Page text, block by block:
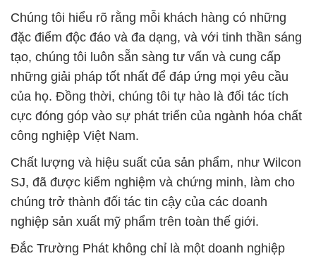
Chúng tôi hiểu rõ rằng mỗi khách hàng có những
đặc điểm độc đáo và đa dạng, và với tinh thần sáng
tạo, chúng tôi luôn sẵn sàng tư vấn và cung cấp
những giải pháp tốt nhất để đáp ứng mọi yêu cầu
của họ. Đồng thời, chúng tôi tự hào là đối tác tích
cực đóng góp vào sự phát triển của ngành hóa chất
công nghiệp Việt Nam.
Chất lượng và hiệu suất của sản phẩm, như Wilcon
SJ, đã được kiểm nghiệm và chứng minh, làm cho
chúng trở thành đối tác tin cậy của các doanh
nghiệp sản xuất mỹ phẩm trên toàn thế giới.
Đắc Trường Phát không chỉ là một doanh nghiệp